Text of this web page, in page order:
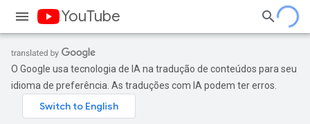
YouTube
O Google usa tecnologia de IA na tradução de conteúdos para seu
idioma de preferência. As traduções com IA podem ter erros.